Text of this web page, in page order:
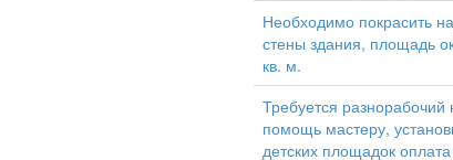
Необходимо покрасить
стены здания, площадь
кв. м.
Требуется разнорабочий
помощь мастеру,
детских площадок